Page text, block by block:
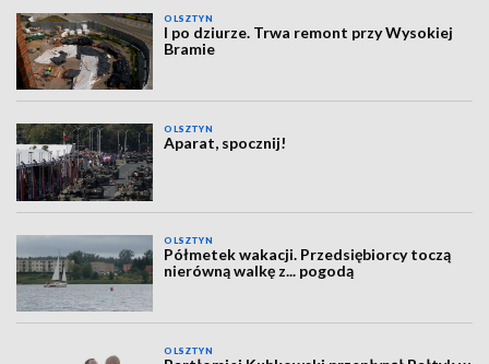
OLSZTYN
I po dziurze. Trwa remont przy Wysokiej
Bramie
OLSZTYN
Aparat, spocznij!
OLSZTYN
Półmetek wakacji. Przedsiębiorcy toczą
nierówną walkę z... pogodą
OLSZTYN